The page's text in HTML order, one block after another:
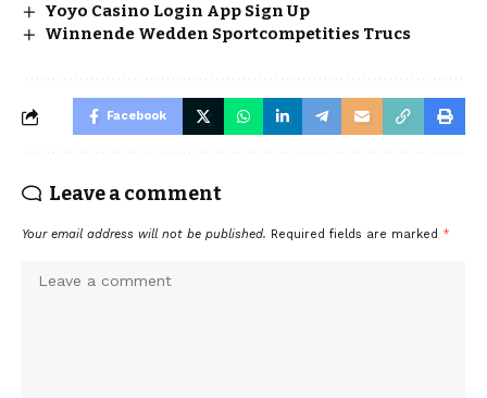
Yoyo Casino Login App Sign Up
Winnende Wedden Sportcompetities Trucs
Facebook
Leave a comment
Your email address will not be published. Required fields are marked *